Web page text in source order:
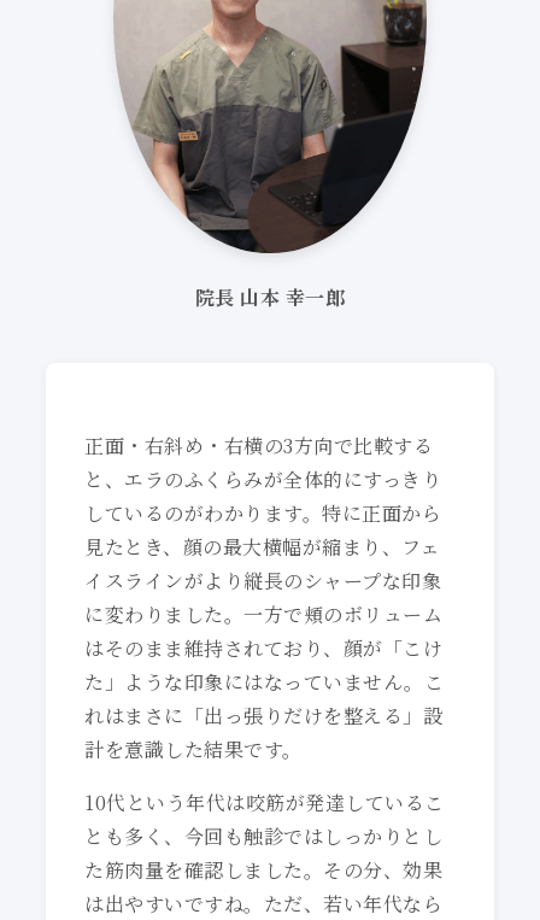
院長 山本 幸一郎
正面・右斜め・右横の3方向で比較する
と、エラのふくらみが全体的にすっきり
しているのがわかります。特に正面から
見たとき、顔の最大横幅が縮まり、フェ
イスラインがより縦長のシャープな印象
に変わりました。一方で頬のボリューム
はそのまま維持されており、顔が「こけ
た」ような印象にはなっていません。こ
れはまさに「出っ張りだけを整える」設
計を意識した結果です。
10代という年代は咬筋が発達しているこ
とも多く、今回も触診ではしっかりとし
た筋肉量を確認しました。その分、効果
は出やすいですね。ただ、若い年代なら